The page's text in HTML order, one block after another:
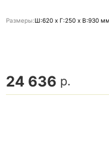
Размеры:Ш:620 x Г:250 x В:930 мм
24 636 р.